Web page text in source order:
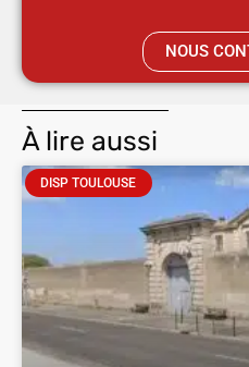
NOUS
À lire aussi
DISP TOULOUSE